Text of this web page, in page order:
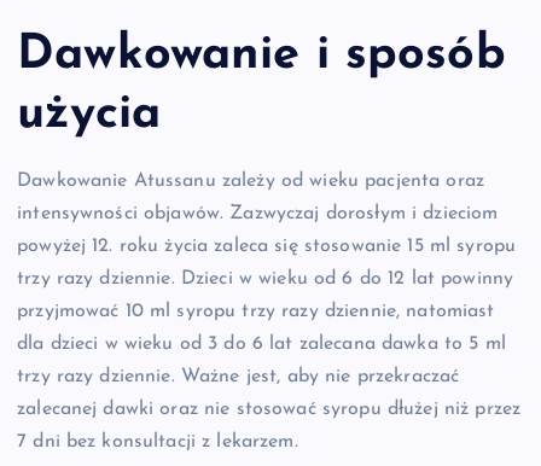
Dawkowanie i sposób
użycia
Dawkowanie Atussanu zależy od wieku pacjenta oraz
intensywności objawów. Zazwyczaj dorosłym i dzieciom
powyżej 12. roku życia zaleca się stosowanie 15 ml syropu
trzy razy dziennie. Dzieci w wieku od 6 do 12 lat powinny
przyjmować 10 ml syropu trzy razy dziennie, natomiast
dla dzieci w wieku od 3 do 6 lat zalecana dawka to 5 ml
trzy razy dziennie. Ważne jest, aby nie przekraczać
zalecanej dawki oraz nie stosować syropu dłużej niż przez
7 dni bez konsultacji z lekarzem.